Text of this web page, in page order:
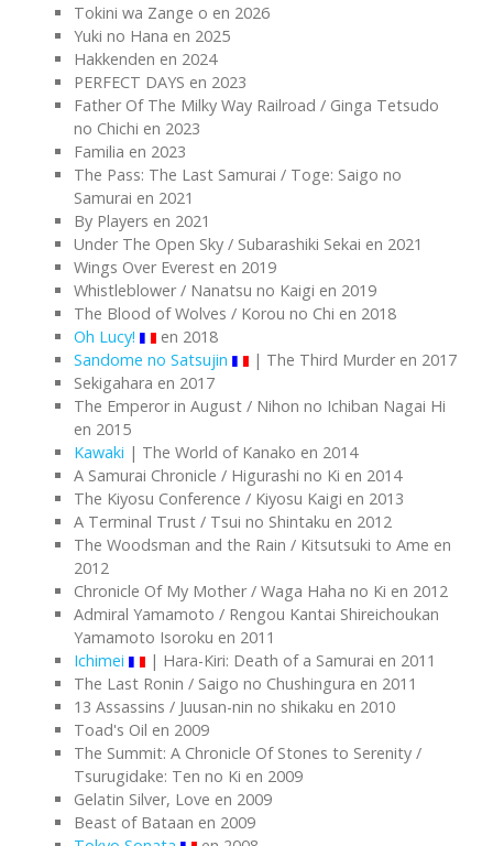
Tokini wa Zange o en 2026
Yuki no Hana en 2025
Hakkenden en 2024
PERFECT DAYS en 2023
Father Of The Milky Way Railroad / Ginga Tetsudo
no Chichi en 2023
Familia en 2023
The Pass: The Last Samurai / Toge: Saigo no
Samurai en 2021
By Players en 2021
Under The Open Sky / Subarashiki Sekai en 2021
Wings Over Everest en 2019
Whistleblower / Nanatsu no Kaigi en 2019
The Blood of Wolves / Korou no Chi en 2018
Oh Lucy!
en 2018
Sandome no Satsujin
| The Third Murder en 2017
Sekigahara en 2017
The Emperor in August / Nihon no Ichiban Nagai Hi
en 2015
Kawaki | The World of Kanako en 2014
A Samurai Chronicle / Higurashi no Ki en 2014
The Kiyosu Conference / Kiyosu Kaigi en 2013
A Terminal Trust / Tsui no Shintaku en 2012
The Woodsman and the Rain / Kitsutsuki to Ame en
2012
Chronicle Of My Mother / Waga Haha no Ki en 2012
Admiral Yamamoto / Rengou Kantai Shireichoukan
Yamamoto Isoroku en 2011
Ichimei
| Hara-Kiri: Death of a Samurai en 2011
The Last Ronin / Saigo no Chushingura en 2011
13 Assassins / Juusan-nin no shikaku en 2010
Toad's Oil en 2009
The Summit: A Chronicle Of Stones to Serenity /
Tsurugidake: Ten no Ki en 2009
Gelatin Silver, Love en 2009
Beast of Bataan en 2009